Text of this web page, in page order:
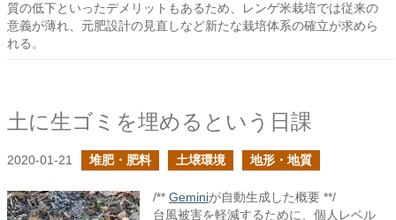
質の低下といったデメリットもあるため、レンゲ米栽培では従来の
意義が薄れ、元肥設計の見直しなど新たな栽培体系の確立が求めら
れる。
土に生ゴミを埋めるという日課
2020-01-21 堆肥・肥料 土壌環境 地形・地質
/** Geminiが自動生成した概要 **/
台風被害を軽減するために、個人レベル